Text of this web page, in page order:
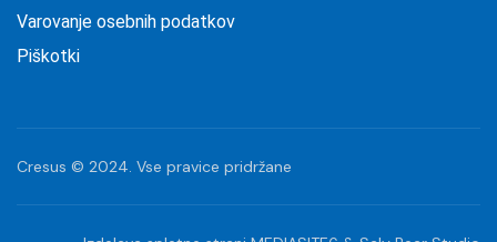
Varovanje osebnih podatkov
Piškotki
Cresus © 2024. Vse pravice pridržane